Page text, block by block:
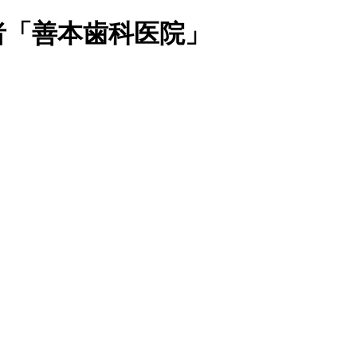
善本歯科医院」